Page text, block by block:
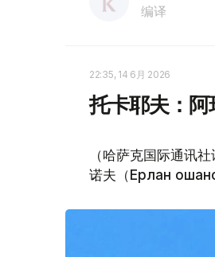
编译
22:35, 14 6月 2026
托卡耶夫：阿
（哈萨克国际通讯
诺夫（Ерлан